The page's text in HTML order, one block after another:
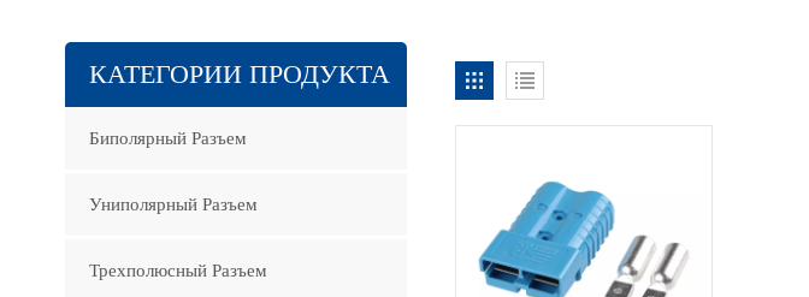
КАТЕГОРИИ ПРОДУКТА
Биполярный Разъем
Униполярный Разъем
Трехполюсный Разъем